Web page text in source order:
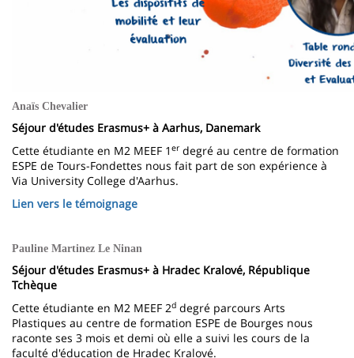
Anaïs Chevalier
Séjour d'études Erasmus+ à Aarhus, Danemark
Cette étudiante en M2 MEEF 1 er degré au centre de formation
ESPE de Tours-Fondettes nous fait part de son expérience à
Via University College d'Aarhus.
Lien vers le témoignage
Pauline Martinez Le Ninan
Séjour d'études Erasmus+ à Hradec Kralové, République
Tchèque
Cette étudiante en M2 MEEF 2d degré parcours Arts
Plastiques au centre de formation ESPE de Bourges nous
raconte ses 3 mois et demi où elle a suivi les cours de la
faculté d'éducation de Hradec Kralové.